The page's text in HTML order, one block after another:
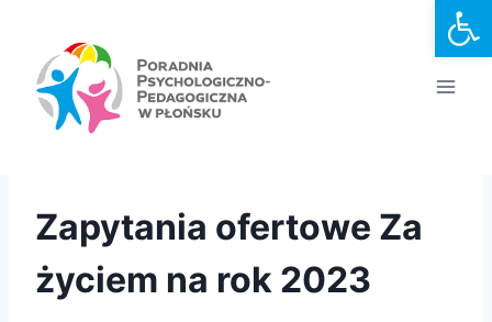
treści
Zapytania ofertowe Za
życiem na rok 2023